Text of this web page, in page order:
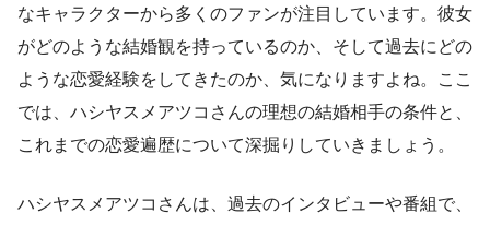
なキャラクターから多くのファンが注目しています。彼女
がどのような結婚観を持っているのか、そして過去にどの
ような恋愛経験をしてきたのか、気になりますよね。ここ
では、ハシヤスメアツコさんの理想の結婚相手の条件と、
これまでの恋愛遍歴について深掘りしていきましょう。
ハシヤスメアツコさんは、過去のインタビューや番組で、